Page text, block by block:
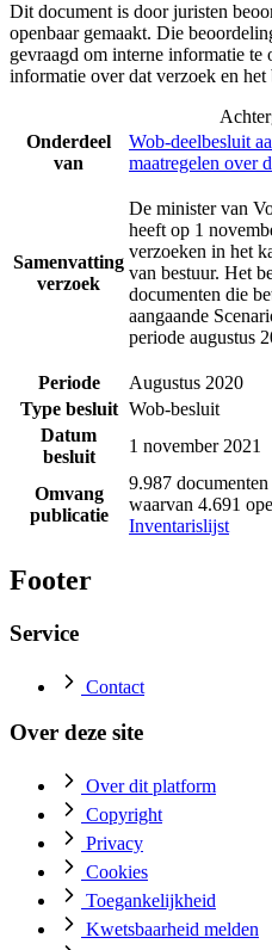
Dit document is door juristen
openbaar gemaakt. Die
gevraagd om interne informatie te
informatie over dat verzoek en het
Onderdeel
van
Wob-deelbesluit
maatregelen over
Samenvatting
verzoek
De minister van
heeft op 1
verzoeken in het
van bestuur. Het
documenten die
aangaande
periode augustus
Periode
Augustus 2020
Type besluit Wob-besluit
Datum
besluit
1 november 2021
Omvang
publicatie
9.987 documenten
waarvan 4.691
Inventarislijst
Footer
Service
Contact
Over deze site
Over dit platform
Copyright
Privacy
Cookies
Toegankelijkheid
Kwetsbaarheid melden